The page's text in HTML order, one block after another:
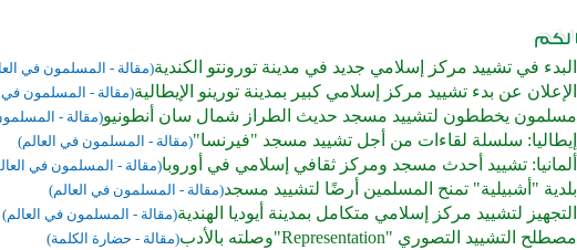
البدء في تشييد مركز إسلامي جديد في مدينة تورونتو الكندية(مقالة - المسلمون في
الإعلان عن بدء تشييد مركز إسلامي كبير بمدينة تورينو الإيطالية(مقالة - المسلمون في
مسلمون يخططون لتشييد مسجد حديث الطراز شمال سان أنطونيو(مقالة -
إيطاليا: سلسلة لقاءات من أجل تشييد مسجد "فيرنسا"(مقالة - المسلمون في العالم)
ألمانيا: تشييد أحدث مسجد ومركز ثقافي إسلامي في أوروبا(مقالة - المسلمون في
بلدية "أشبيلية" تمنح المسلمين أرضًا لتشييد مسجد(مقالة - المسلمون في العالم)
التجهيز لتشييد مركز إسلامي متكامل بمدينة أيوديا الهندية(مقالة - المسلمون في العالم)
مصطلح التشييد التصوري "Representation"وصلته بالأدب (مقالة - حضارة الكلمة)